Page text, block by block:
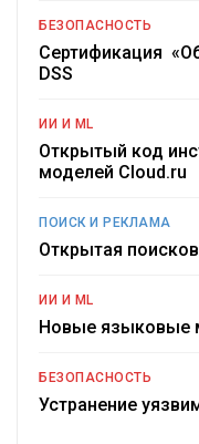
БЕЗОПАСНОСТЬ
Сертификация
DSS
ИИ И ML
Открытый код
моделей Cloud.ru
ПОИСК И РЕКЛАМА
Открытая
ИИ И ML
Новые языковые
БЕЗОПАСНОСТЬ
Устранение